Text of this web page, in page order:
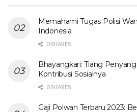
Memahami Tugas Polisi
Indonesia
0 SHARES
Bhayangkari: Tiang
Kontribusi Sosialnya
0 SHARES
Gaji Polwan Terbaru 2023: